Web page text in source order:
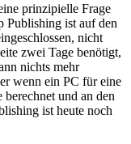
prinzipielle Frage
Publishing ist auf den
nicht
zwei Tage benötigt,
nichts mehr
wenn ein PC für eine
und an den
ist heute noch